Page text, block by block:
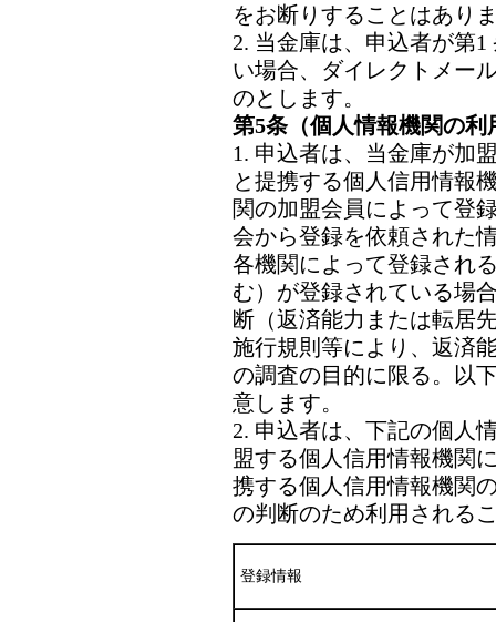
をお断りすることはあり
2. 当金庫は、申込者が第
い場合、ダイレクトメー
のとします。
第5条（個人情報機関の利
1. 申込者は、当金庫が加
と提携する個人信用情報
関の加盟会員によって登
会から登録を依頼された
各機関によって登録され
む）が登録されている場
断（返済能力または転居
施行規則等により、返済
の調査の目的に限る。以
意します。
2. 申込者は、下記の個人
盟する個人信用情報機関
携する個人信用情報機関
の判断のため利用される
登録情報